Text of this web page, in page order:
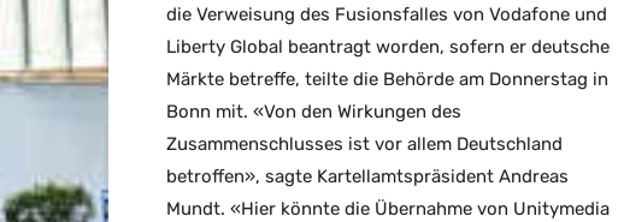
die Verweisung des Fusionsfalles von Vodafone und
Liberty Global beantragt worden, sofern er deutsche
Märkte betreffe, teilte die Behörde am Donnerstag in
Bonn mit. «Von den Wirkungen des
Zusammenschlusses ist vor allem Deutschland
betroffen», sagte Kartellamtspräsident Andreas
Mundt. «Hier könnte die Übernahme von Unitymedia